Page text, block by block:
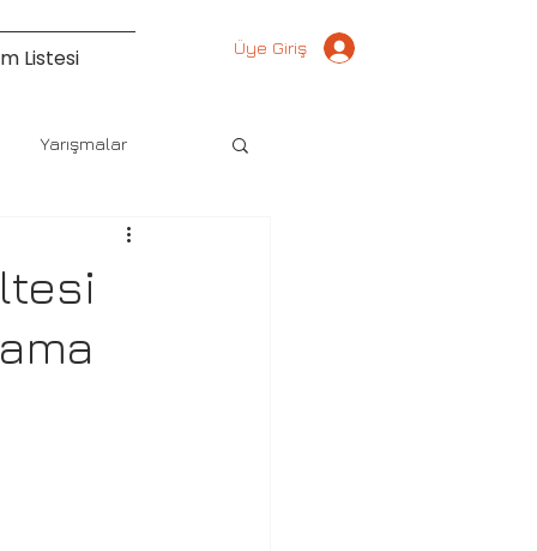
Listesi Üye Giriş
Yarışmalar